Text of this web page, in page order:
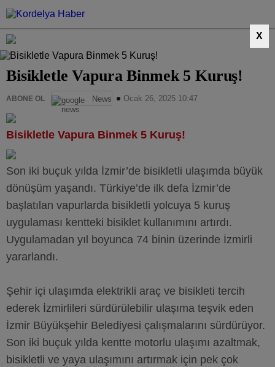
X
Bisikletle Vapura Binmek 5 Kuruş!
ABONE OL News Ocak 26, 2025 10:47
Bisikletle Vapura Binmek 5 Kuruş!
Son iki buçuk yılda İzmir’de bisikletli ulaşımda büyük
dönüşüm yaşandı. Türkiye’de ilk defa İzmir’de
başlatılan vapurlarda bisikletli yolcuya 5 kuruş
uygulaması kentteki bisiklet kullanımını artırdı.
Uygulamadan yıl boyunca 74 binin üzerinde İzmirli
yararlandı.
Şehir içi ulaşımda elektrikli araç ve bisikleti tercih
ederek İzmirlileri sürdürülebilir ulaşıma teşvik eden
İzmir Büyükşehir Belediyesi çalışmalarını sürdürüyor.
Son iki buçuk yılda kentte motorlu ulaşımı azaltmak,
bisikletli ve yaya ulaşımını artırmak için pek çok